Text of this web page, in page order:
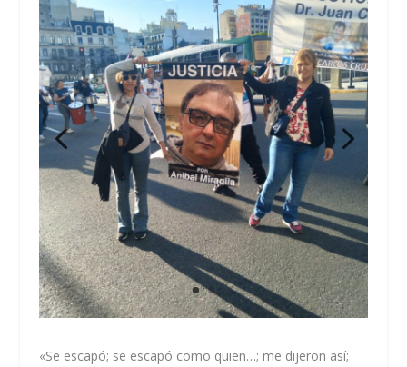
«Se escapó; se escapó como quien…; me dijeron así;